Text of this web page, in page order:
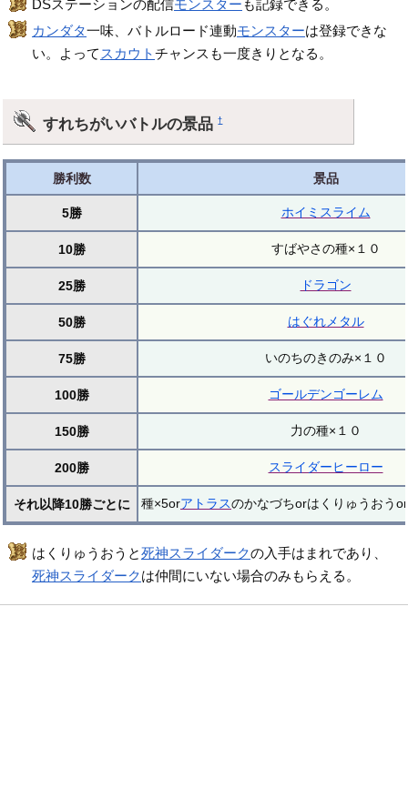
DSステーションの配信モンスターも記録できる。
カンダタ一味、バトルロード連動モンスターは登録できな
い。よって スカウトチャンスも一度きりとなる。
すれちがいバトルの景品†
勝利数 景品
5勝 ホイミスライム
10勝 すばやさの種×１０
25勝 ドラゴン
50勝 はぐれメタル
75勝 いのちのきのみ×１０
100勝 ゴールデンゴーレム
150勝 力の種×１０
200勝 スライダーヒーロー
それ以降10勝ごとに 種×5orアトラスのかなづちorはくりゅうおうor
はくりゅうおうと死神スライダークの入手はまれであり、
死神スライダークは仲間にいない場合のみもらえる。